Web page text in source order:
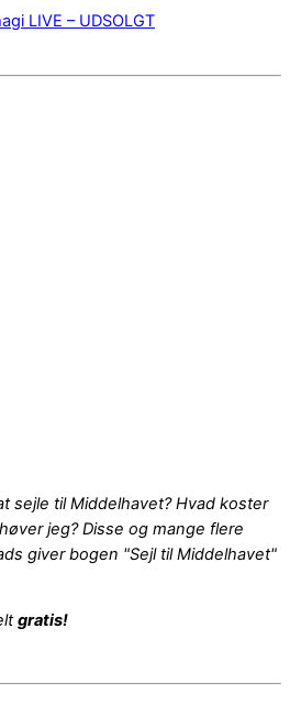
LIVE – UDSOLGT
sejle til Middelhavet? Hvad koster
jeg? Disse og mange flere
giver bogen "Sejl til Middelhavet"
gratis!